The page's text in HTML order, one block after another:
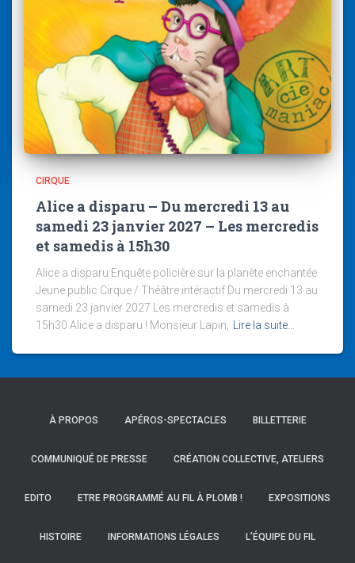
CIRQUE
Alice a disparu – Du mercredi 13 au
samedi 23 janvier 2027 – Les mercredis
et samedis à 15h30
Alice a disparu Enquête policière sur la planète enchantée
Jeune public Cirque / Théâtre intéractif Du mercredi 13 au
samedi 23 janvier 2027 Les mercredis et samedis à
15h30 Alice a disparu ! Monsieur Lapin,
Lire la suite…
À PROPOS APÉROS-SPECTACLES BILLETTERIE
COMMUNIQUÉ DE PRESSE CRÉATION COLLECTIVE, ATELIERS
EDITO ETRE PROGRAMMÉ AU FIL À PLOMB ! EXPOSITIONS
HISTOIRE INFORMATIONS LÉGALES L’ÉQUIPE DU FIL